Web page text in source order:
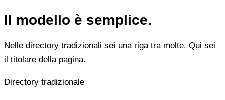
Il modello è semplice.
Nelle directory tradizionali sei una riga tra molte. Qui sei
il titolare della pagina.
Directory tradizionale